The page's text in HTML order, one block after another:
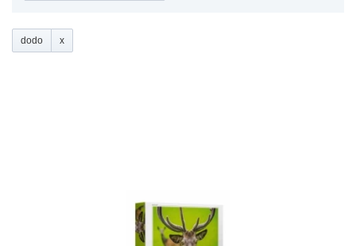
dodo